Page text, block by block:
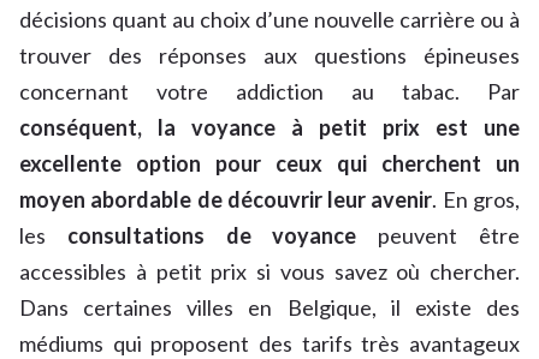
décisions quant au choix d’une nouvelle carrière ou à
trouver des réponses aux questions épineuses
concernant votre addiction au tabac. Par
conséquent, la voyance à petit prix est une
excellente option pour ceux qui cherchent un
moyen abordable de découvrir leur avenir. En gros,
les consultations de voyance peuvent être
accessibles à petit prix si vous savez où chercher.
Dans certaines villes en Belgique, il existe des
médiums qui proposent des tarifs très avantageux